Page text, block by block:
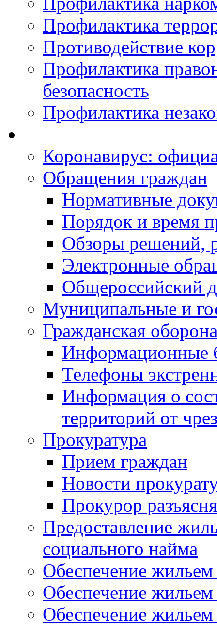
Профилактика
Противодействие
Профилактика
безопасность
Профилактика
Коронавирус:
Обращения граждан
Нормативные
Порядок и время
Обзоры решений,
Электронные
Общероссийский
Муниципальные и
Гражданская
Информационные
Телефоны
Информация о
территорий от
Прокуратура
Прием граждан
Новости
Прокурор
Предоставление
социального найма
Обеспечение
Обеспечение
Обеспечение жильем